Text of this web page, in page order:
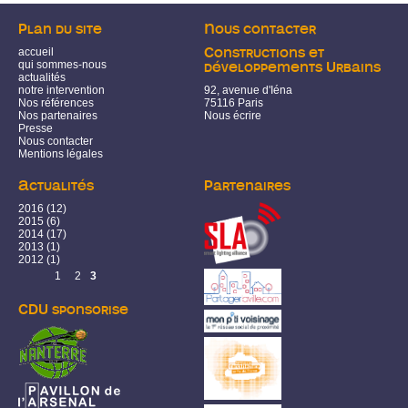
Plan du site
accueil
qui sommes-nous
actualités
notre intervention
Nos références
Nos partenaires
Presse
Nous contacter
Mentions légales
Nous contacter
Constructions et
développements Urbains
92, avenue d'Iéna
75116 Paris
Nous écrire
Actualités
2016 (12)
2015 (6)
2014 (17)
2013 (1)
2012 (1)
Pages1 2 3
CDU sponsorise
Partenaires